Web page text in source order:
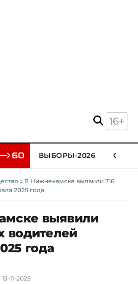
16+
ВЫБОРЫ-2026
» В Нижнекамске выявили 716
2025 года
выявили
водителей
года
13-11-2025